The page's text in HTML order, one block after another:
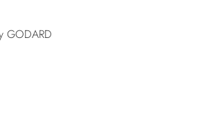
GODARD